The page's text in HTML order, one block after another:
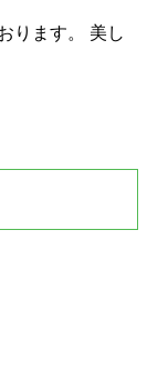
ります。 美し